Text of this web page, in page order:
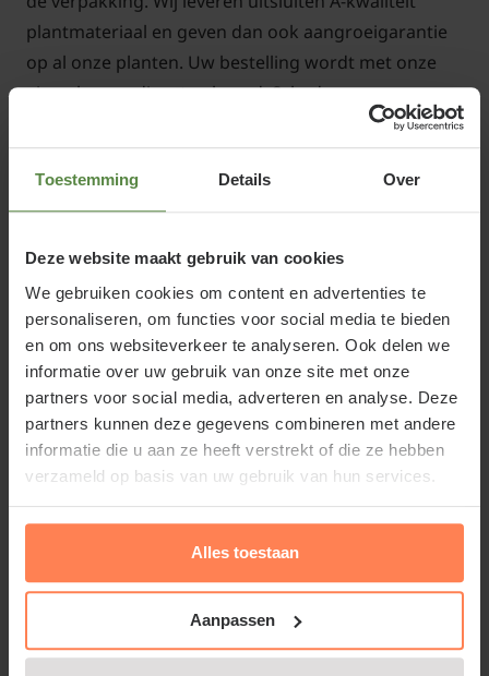
Toestemming Details Over
Deze website maakt gebruik van cookies
We gebruiken cookies om content en advertenties te
personaliseren, om functies voor social media te bieden
en om ons websiteverkeer te analyseren. Ook delen we
informatie over uw gebruik van onze site met onze
partners voor social media, adverteren en analyse. Deze
partners kunnen deze gegevens combineren met andere
informatie die u aan ze heeft verstrekt of die ze hebben
verzameld op basis van uw gebruik van hun services.
Alles toestaan
Aanpassen
plantmateriaal en geven dan ook aangroeigarantie
op al onze planten. Uw bestelling wordt met onze
eigen bezorgdienst geleverd. Schade aan uw
Inspiratie Azalea's: